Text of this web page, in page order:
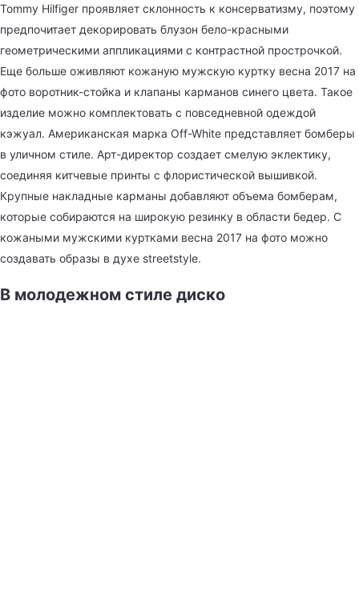
Tommy Hilfiger проявляет склонность к консерватизму, поэтому
предпочитает декорировать блузон бело-красными
геометрическими аппликациями с контрастной прострочкой.
Еще больше оживляют кожаную мужскую куртку весна 2017 на
фото воротник-стойка и клапаны карманов синего цвета. Такое
изделие можно комплектовать с повседневной одеждой
кэжуал. Американская марка Off-White представляет бомберы
в уличном стиле. Арт-директор создает смелую эклектику,
соединяя китчевые принты с флористической вышивкой.
Крупные накладные карманы добавляют объема бомберам,
которые собираются на широкую резинку в области бедер. С
кожаными мужскими куртками весна 2017 на фото можно
создавать образы в духе streetstyle.
В молодежном стиле диско